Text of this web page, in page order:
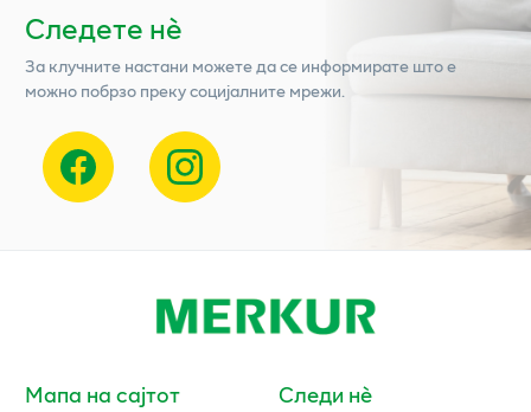
Следете нѐ
За клучните настани можете да се информирате што е
можно побрзо преку социјалните мрежи.
Мапа на сајтот Следи нè